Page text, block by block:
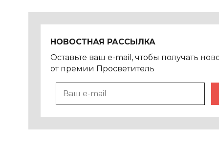
НОВОСТНАЯ РАССЫЛКА
Оставьте ваш e-mail, чтобы получать
от премии Просветитель